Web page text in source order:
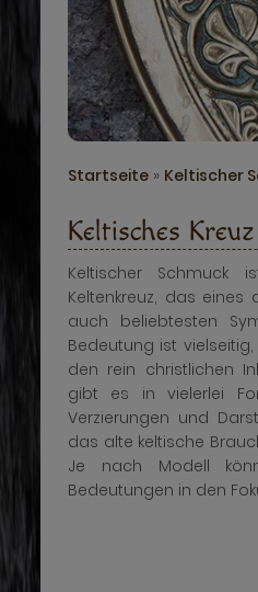
Startseite » Keltischer
Keltisches Kreuz
Keltischer
Keltenkreuz, das
auch beliebtesten
Bedeutung ist
den rein christlichen
gibt es in vielerlei
Verzierungen und
das alte keltische
Je nach Modell
Bedeutungen in den